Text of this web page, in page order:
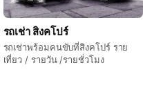
รถเช่า สิงคโปร์
รถเช่าพร้อมคนขับที่สิงคโปร์ ราย
เที่ยว / รายวัน /รายชั่วโมง